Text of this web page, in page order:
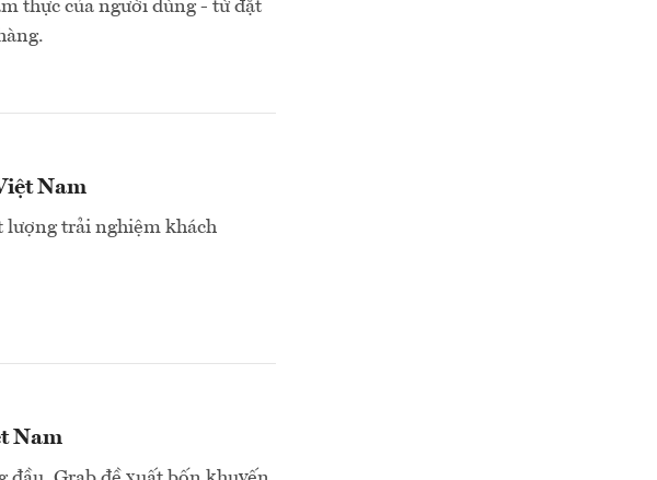
thực của người dùng - từ đặt
Nam
lượng trải nghiệm khách
Nam